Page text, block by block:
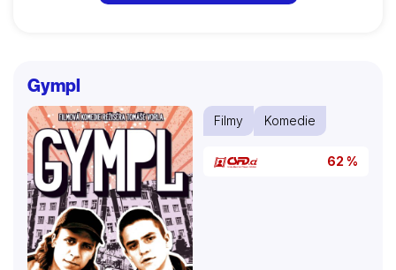
Gympl
Filmy Komedie
62 %